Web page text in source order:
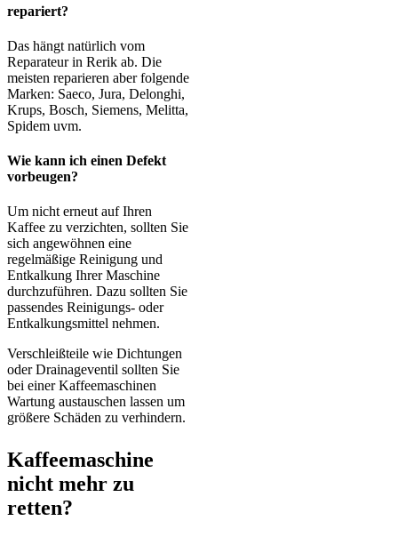
repariert?
Das hängt natürlich vom
Reparateur in Rerik ab. Die
meisten reparieren aber folgende
Marken: Saeco, Jura, Delonghi,
Krups, Bosch, Siemens, Melitta,
Spidem uvm.
Wie kann ich einen Defekt
vorbeugen?
Um nicht erneut auf Ihren
Kaffee zu verzichten, sollten Sie
sich angewöhnen eine
regelmäßige Reinigung und
Entkalkung Ihrer Maschine
durchzuführen. Dazu sollten Sie
passendes Reinigungs- oder
Entkalkungsmittel nehmen.
Verschleißteile wie Dichtungen
oder Drainageventil sollten Sie
bei einer Kaffeemaschinen
Wartung austauschen lassen um
größere Schäden zu verhindern.
Kaffeemaschine
nicht mehr zu
retten?